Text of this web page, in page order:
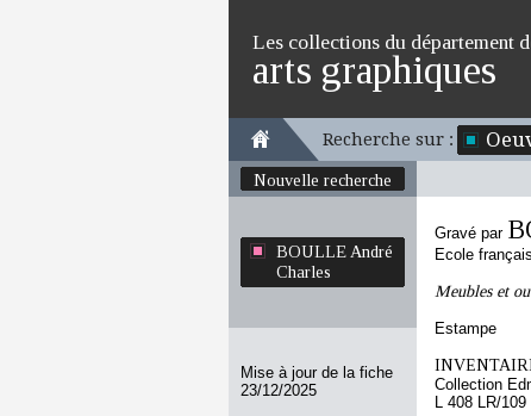
Les collections du département
arts graphiques
Recherche sur :
Nouvelle recherche
BOULLE André
Charles
Mise à jour de la fiche
23/12/2025
Gravé par
Ecole
Meubles et
Estampe
Collection
L 408 LR/